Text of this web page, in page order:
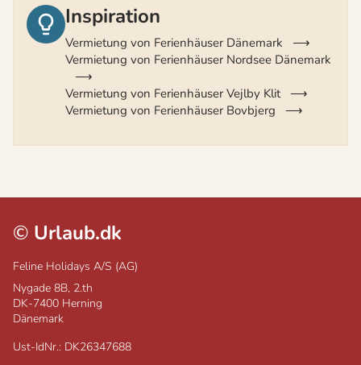
Inspiration
Vermietung von Ferienhäuser Dänemark
Vermietung von Ferienhäuser Nordsee Dänemark
Vermietung von Ferienhäuser Vejlby Klit
Vermietung von Ferienhäuser Bovbjerg
© Urlaub.dk
Feline Holidays A/S (AG)
Nygade 8B, 2.th
DK-7400 Herning
Dänemark
Ust-IdNr.: DK26347688